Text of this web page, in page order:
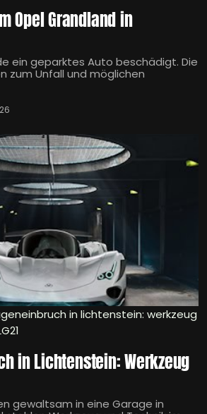
Opel Grandland in
ein geparktes Auto beschädigt. Die
zum Unfall und möglichen
in lichtenstein: werkzeug
in Lichtenstein: Werkzeug
gewaltsam in eine Garage in